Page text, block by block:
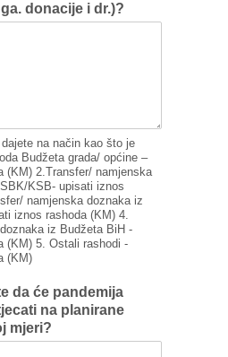
donacije i dr.)?
na način kao što je
Budžeta grada/ općine –
(KM) 2.Transfer/ namjenska
KSB- upisati iznos
namjenska doznaka iz
iznos rashoda (KM) 4.
iz Budžeta BiH -
(KM) 5. Ostali rashodi -
(KM)
da će pandemija
na planirane
mjeri?